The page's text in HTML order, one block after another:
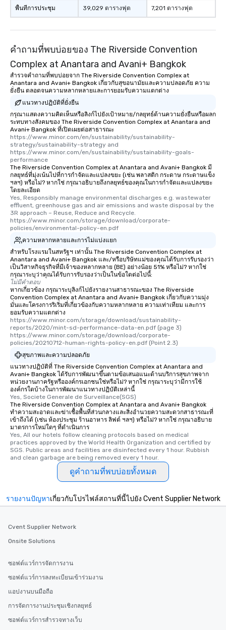
พื้นที่การประชุม 39,029 ตารางฟุต 7,201 ตารางฟุต
คำถามที่พบบ่อยของ The Riverside Convention
Complex at Anantara and Avani+ Bangkok
สำรวจคำถามที่พบบ่อยจาก The Riverside Convention Complex at
Anantara and Avani+ Bangkok เกี่ยวกับสุขอนามัยและความปลอดภัย ความ
ยั่งยืน ตลอดจนความหลากหลายและการยอมรับความแตกต่าง
แนวทางปฏิบัติที่ยั่งยืน
กรุณาแสดงความคิดเห็นหรือลิงก์ไปยังเป้าหมาย/กลยุทธ์ด้านความยั่งยืนหรือผลก
ระทบทางสังคมของ The Riverside Convention Complex at Anantara and
Avani+ Bangkok ที่เปิดเผยต่อสาธารณะ
https://www.minor.com/en/sustainability/sustainability-
strategy/sustainability-strategy and
https://www.minor.com/en/sustainability/sustainability-goals-
performance
The Riverside Convention Complex at Anantara and Avani+ Bangkok มี
กลยุทธ์ที่มุ่งเน้นไปที่การกำจัดและแปลงขยะ (เช่น พลาสติก กระดาษ กระดาษแข็ง
ฯลฯ) หรือไม่? หากใช่ กรุณาอธิบายถึงกลยุทธ์ของคุณในการกำจัดและแปลงขยะ
โดยละเอียด
Yes, Responsibly manage environmental discharges e.g. wastewater
effluent, greenhouse gas and air emissions and waste disposal by the
3R approach – Reuse, Reduce and Recycle.
https://www.minor.com/storage/download/corporate-
policies/environmental-policy-en.pdf
ความหลากหลายและการไม่แบ่งแยก
สำหรับโรงแรมในสหรัฐฯ เท่านั้น The Riverside Convention Complex at
Anantara and Avani+ Bangkok และ/หรือบริษัทแม่ของคุณได้รับการรับรองว่า
เป็นวิสาหกิจธุรกิจที่มีเจ้าของหลากหลาย (BE) อย่างน้อย 51% หรือไม่? หากใช่
กรุณาระบุว่าคุณได้รับการรับรองว่าเป็นในข้อใดต่อไปนี้:
ไม่มีคำตอบ
หากเกี่ยวข้อง กรุณาระบุลิงก์ไปยังรายงานสาธารณะของ The Riverside
Convention Complex at Anantara and Avani+ Bangkok เกี่ยวกับความมุ่ง
มั่นและโครงการริเริ่มที่เกี่ยวข้องกับความหลากหลาย ความเท่าเทียม และการ
ยอมรับความแตกต่าง
https://www.minor.com/storage/download/sustainability-
reports/2020/mint-sd-performance-data-en.pdf (page 3)
https://www.minor.com/storage/download/corporate-
policies/20210712-human-rights-policy-en.pdf (Point 2.3)
สุขภาพและความปลอดภัย
แนวทางปฏิบัติที่ The Riverside Convention Complex at Anantara and
Avani+ Bangkok ได้รับการพัฒนาขึ้นตามข้อเสนอแนะด้านบริการสุขภาพจาก
หน่วยงานภาครัฐหรือองค์กรเอกชนใช่หรือไม่? หากใช่ กรุณาระบุว่ามีการใช้
องค์กรใดบ้างในการพัฒนาแนวทางปฏิบัติเหล่านี้
Yes, Societe Generale de Surveillance(SGS)
The Riverside Convention Complex at Anantara and Avani+ Bangkok
ทำความสะอาดและฆ่าเชื้อพื้นที่ส่วนกลางและสิ่งอำนวยความสะดวกสาธารณะที่
เข้าถึงได้ (เช่น ห้องประชุม ร้านอาหาร ลิฟต์ ฯลฯ) หรือไม่? หากใช่ กรุณาอธิบาย
มาตรการใหม่ใดๆ ที่ดำเนินการ
Yes, All our hotels follow cleaning protocols based on medical
practices approved by the World Health Organization and certified by
SGS. Public areas and facilities are disinfected every 1 hour. Rubbish
and clean garbage are being removed every 1 hour.
ดูคำถามที่พบบ่อยทั้งหมด
รายงานปัญหาเกี่ยวกับโปรไฟล์สถานที่นี้ไปยัง Cvent Supplier Network
Cvent Supplier Network
Onsite Solutions
ซอฟต์แวร์การจัดการงาน
ซอฟต์แวร์การลงทะเบียนเข้าร่วมงาน
แอปงานบนมือถือ
การจัดการงานประชุมเชิงกลยุทธ์
ซอฟต์แวร์การสำรวจทางเว็บ